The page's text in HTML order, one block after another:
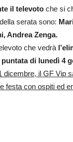
il televoto che si
serata sono:
Andrea Zenga.
che vedrà
di lunedì 4
dicembre, il GF Vip
festa con ospiti ed